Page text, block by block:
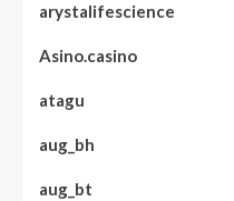
arystalifescience
Asino.casino
atagu
aug_bh
aug_bt